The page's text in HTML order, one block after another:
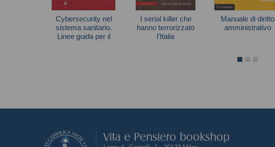
Cybersecurity nel
sistema sanitario.
Linee guida per il
I serial killer che
hanno terrorizzato
l'Italia
Manuale di diritto
amministrativo
Vita e Pensiero bookshop